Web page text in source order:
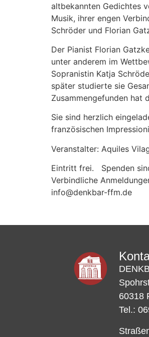
altbekannten Gedichtes
Musik, ihrer engen
Schröder und Florian
Der Pianist Florian
unter anderem im
Sopranistin Katja
später studierte sie
Zusammengefunden hat
Sie sind herzlich
französischen
Veranstalter: Aquiles
Eintritt frei. Spenden
Verbindliche
info@denkbar-ffm.de
60318
Tel.: